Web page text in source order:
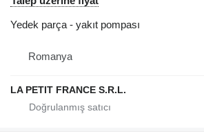
Yedek parça - yakıt pompası
Romanya
LA PETIT FRANCE S.R.L.